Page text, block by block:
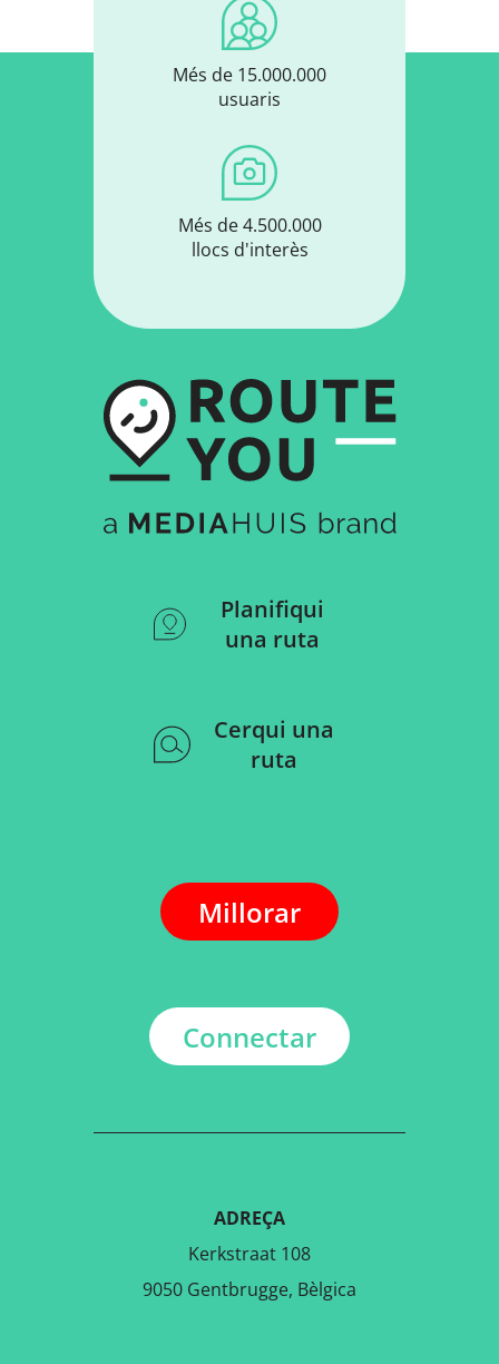
Més de 15.000.000
usuaris
Més de 4.500.000
llocs d'interès
Planifiqui
una ruta
Cerqui una
ruta
Millorar
Connectar
ADREÇA
Kerkstraat 108
9050 Gentbrugge, Bèlgica